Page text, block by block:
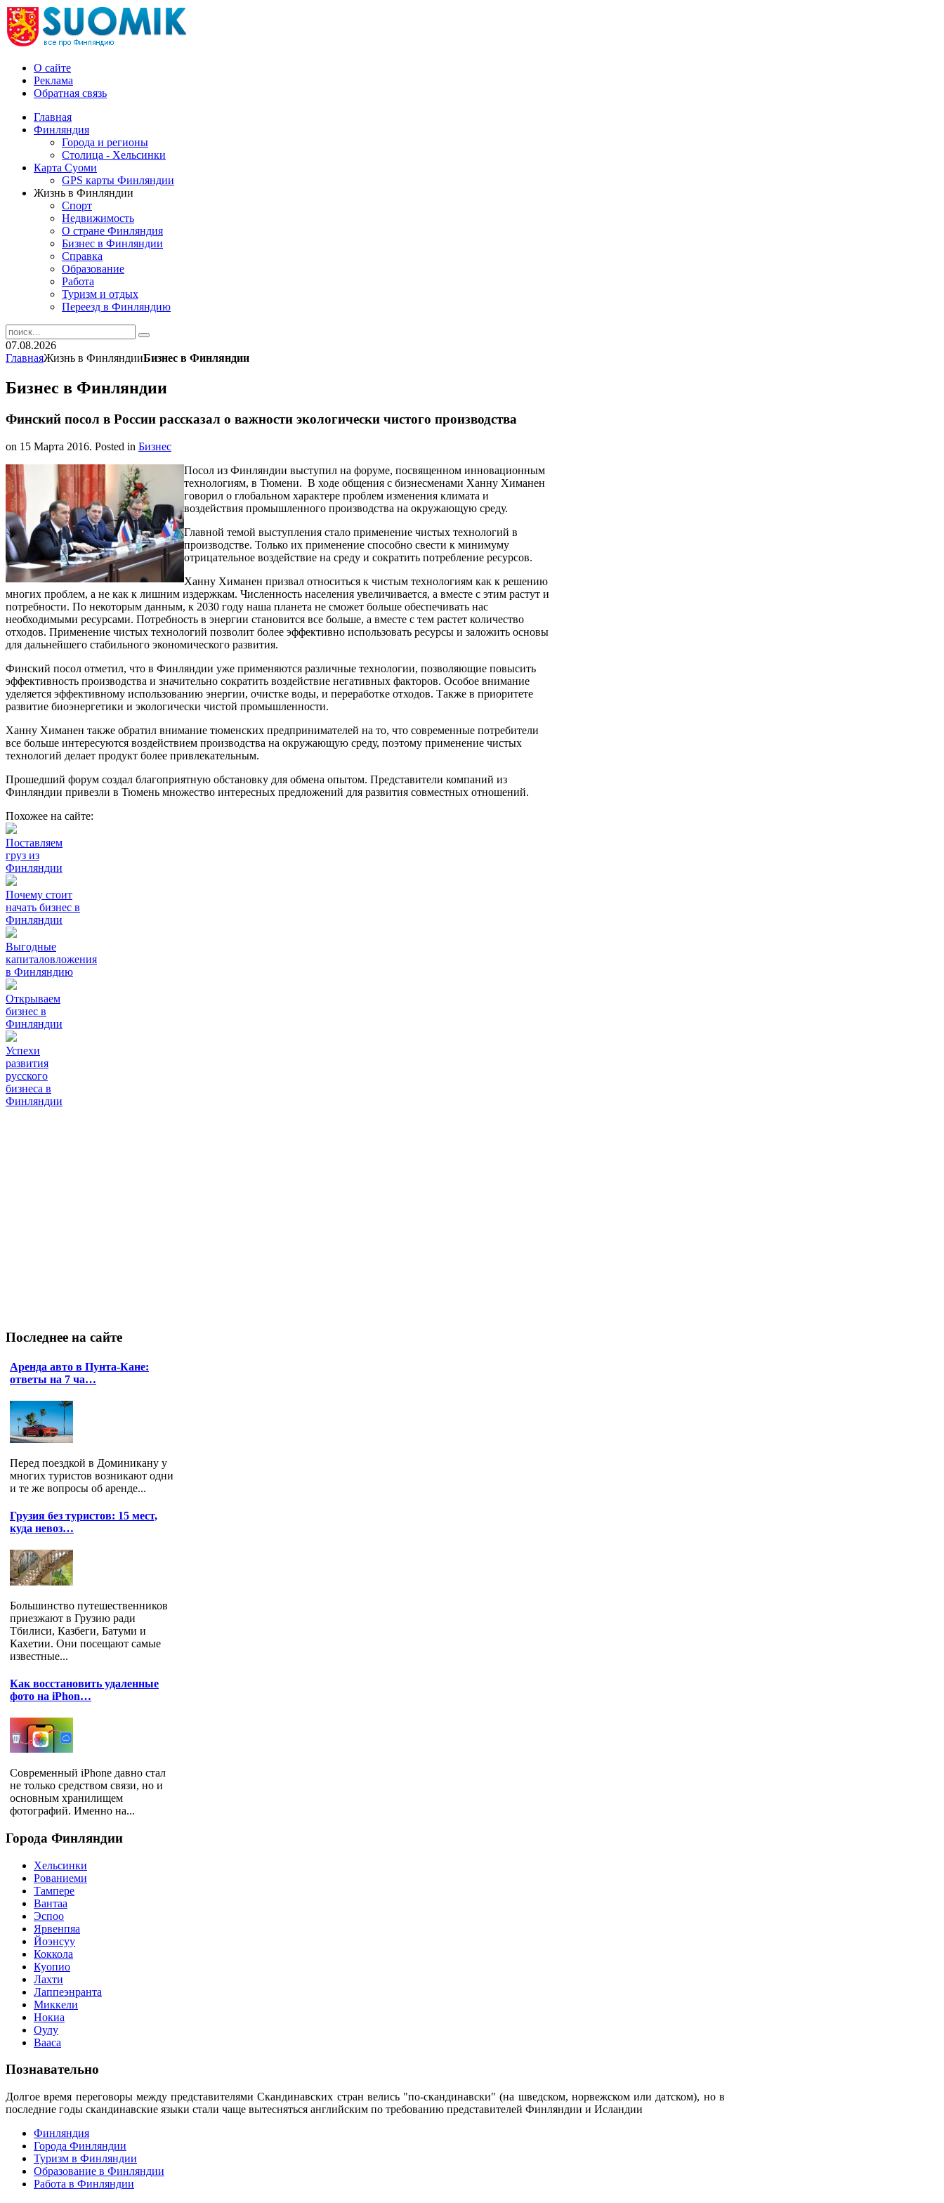
О сайте
Реклама
Обратная связь
Главная
Финляндия
Города и регионы
Столица - Хельсинки
Карта Суоми
GPS карты Финляндии
Жизнь в Финляндии
Спорт
Недвижимость
О стране Финляндия
Бизнес в Финляндии
Справка
Образование
Работа
Туризм и отдых
Переезд в Финляндию
07.08.2026
ГлавнаяЖизнь в ФинляндииБизнес в Финляндии
Бизнес в Финляндии
Финский посол в России рассказал о важности экологически чистого производства
on 15 Марта 2016. Posted in Бизнес
Посол из Финляндии выступил на форуме, посвященном инновационным
технологиям, в Тюмени. В ходе общения с бизнесменами Ханну Химанен
говорил о глобальном характере проблем изменения климата и
воздействия промышленного производства на окружающую среду.
Главной темой выступления стало применение чистых технологий в
производстве. Только их применение способно свести к минимуму
отрицательное воздействие на среду и сократить потребление ресурсов.
Ханну Химанен призвал относиться к чистым технологиям как к решению
многих проблем, а не как к лишним издержкам. Численность населения увеличивается, а вместе с этим растут и
потребности. По некоторым данным, к 2030 году наша планета не сможет больше обеспечивать нас
необходимыми ресурсами. Потребность в энергии становится все больше, а вместе с тем растет количество
отходов. Применение чистых технологий позволит более эффективно использовать ресурсы и заложить основы
для дальнейшего стабильного экономического развития.
Финский посол отметил, что в Финляндии уже применяются различные технологии, позволяющие повысить
эффективность производства и значительно сократить воздействие негативных факторов. Особое внимание
уделяется эффективному использованию энергии, очистке воды, и переработке отходов. Также в приоритете
развитие биоэнергетики и экологически чистой промышленности.
Ханну Химанен также обратил внимание тюменских предпринимателей на то, что современные потребители
все больше интересуются воздействием производства на окружающую среду, поэтому применение чистых
технологий делает продукт более привлекательным.
Прошедший форум создал благоприятную обстановку для обмена опытом. Представители компаний из
Финляндии привезли в Тюмень множество интересных предложений для развития совместных отношений.
Похожее на сайте:
Поставляем
груз из
Финляндии
Почему стоит
начать бизнес в
Финляндии
Выгодные
капиталовложения
в Финляндию
Открываем
бизнес в
Финляндии
Успехи
развития
русского
бизнеса в
Финляндии
Последнее на сайте
Аренда авто в Пунта-Кане:
ответы на 7 ча…
Перед поездкой в Доминикану у
многих туристов возникают одни
и те же вопросы об аренде...
Грузия без туристов: 15 мест,
куда невоз…
Большинство путешественников
приезжают в Грузию ради
Тбилиси, Казбеги, Батуми и
Кахетии. Они посещают самые
известные...
Как восстановить удаленные
фото на iPhon…
Современный iPhone давно стал
не только средством связи, но и
основным хранилищем
фотографий. Именно на...
Города Финляндии
Хельсинки
Рованиеми
Тампере
Вантаа
Эспоо
Ярвенпяа
Йоэнсуу
Коккола
Куопио
Лахти
Лаппеэнранта
Миккели
Нокиа
Оулу
Вааса
Познавательно
Долгое время переговоры между представителями Скандинавских стран велись "по-скандинавски" (на шведском, норвежском или датском), но в
последние годы скандинавские языки стали чаще вытесняться английским по требованию представителей Финляндии и Исландии
Финляндия
Города Финляндии
Туризм в Финляндии
Образование в Финляндии
Работа в Финляндии